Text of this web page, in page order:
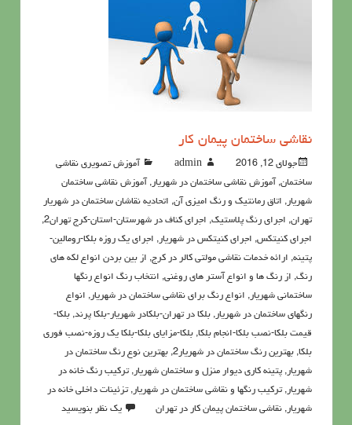
نقاشی ساختمان پيمان کار
جولای 12, 2016 admin
آموزش تصویری نقاشی
ساختمان, آموزش نقاشی ساختمان در شهریار, آموزش نقاشی ساختمان
شهریار, اتاق رمانتیک و رنگ امیزی آن, اتحادیه نقاشان ساختمان در شهریار
تهران, اجرای رنگ پلاستیک, اجرای کناف در شهرستان-استان-کرج تهران2 ,
اجرای کنیتکس, اجرای کنیتکس در شهریار, اجرای یک روزه بلکا-رومالین-
پتینه, ارائه خدمات نقاشی مولتی کالر در کرج, از بین بردن انواع لکه های
رنگ, از رنگ ها و انواع آستر های روغنی, انتخاب رنگ انواع رنگها
ساختمانی شهریار, انواع رنگ برای نقاشی ساختمان در شهریار, انواع
رنگهای ساختمان در شهریار, بلکا در تهران-بلکادر شهریار-بلکا پرند, بلکا-
قیمت بلکا-نصب بلکا-انجام بلکا, بلکا-مزایای بلکا-بلکا یک روزه-نصب فوری
بلکا, بهترین رنگ ساختمان در شهریار2 , بهترین نوع رنگ ساختمان در
شهریار, پتينه کاري ديوار منزل و ساختمان شهریار,تركيب رنگ خانه در
شهریار,ترکیب رنگها و نقاشی ساختمان در شهریار,تزئینات داخلی خانه در
شهریار, نقاشي ساختمان پيمان کار در تهران یک نظر بنویسید